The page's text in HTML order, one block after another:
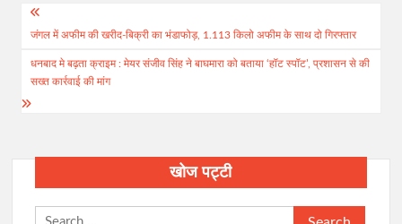
Post
navigation
जंगल में अफीम की खरीद-बिक्री का भंडाफोड़, 1.113 किलो अफीम के साथ दो गिरफ्तार
धनबाद मे बढ़ता क्राइम : मेयर संजीव सिंह ने बाघमारा को बताया ‘हॉट स्पॉट’, प्रशासन से की
सख्त कार्रवाई की मांग
खोज पट्टी
Search